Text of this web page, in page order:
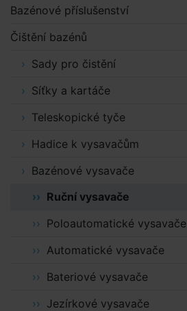
Bazénové příslušenství
Čištění bazénů
Sady pro čistění
Síťky a kartáče
Teleskopické tyče
Hadice k vysavačům
Bazénové vysavače
Ruční vysavače
Poloautomatické vysavače
Automatické vysavače
Bateriové vysavače
Jezírkové vysavače